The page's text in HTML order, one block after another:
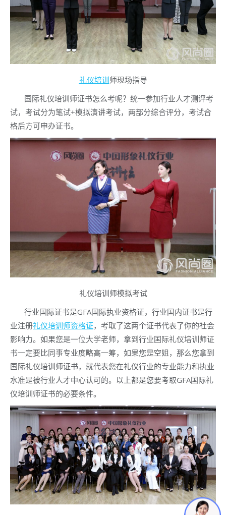
礼仪培训师现场指导
国际礼仪培训师证书怎么考呢？统一参加行业人才测评考
试，考试分为笔试+模拟演讲考试，两部分综合评分，考试合
格后方可申办证书。
礼仪培训师模拟考试
行业国际证书是GFA国际执业资格证，行业国内证书是行
业注册礼仪培训师资格证，考取了这两个证书代表了你的社会
影响力。如果您是一位大学老师，拿到行业国际礼仪培训师证
书一定要比同事专业度略高一筹，如果您是空姐，那么您拿到
国际礼仪培训师证书，就代表您在礼仪行业的专业能力和执业
水准是被行业人才中心认可的。以上都是您要考取GFA国际礼
仪培训师证书的必要条件。